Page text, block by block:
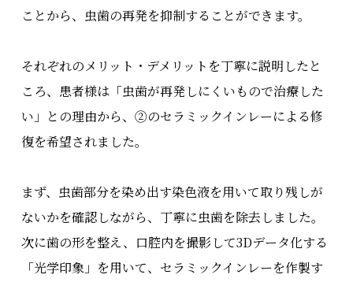
ことから、虫歯の再発を抑制することができます。
それぞれのメリット・デメリットを丁寧に説明したと
ころ、患者様は「虫歯が再発しにくいもので治療した
い」との理由から、②のセラミックインレーによる修
復を希望されました。
まず、虫歯部分を染め出す染色液を用いて取り残しが
ないかを確認しながら、丁寧に虫歯を除去しました。
次に歯の形を整え、口腔内を撮影して3Dデータ化する
「光学印象」を用いて、セラミックインレーを作製す